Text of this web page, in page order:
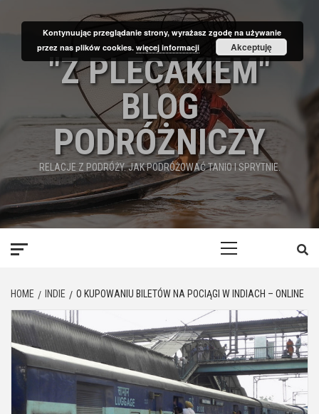
"Z PLECAKIEM"
BLOG
PODRÓŻNICZY
RELACJE Z PODRÓŻY. JAK PODRÓŻOWAĆ TANIO I SPRYTNIE.
HOME INDIE O KUPOWANIU BILETÓW NA POCIĄGI W INDIACH – ONLINE
Kontynuując przeglądanie strony, wyrażasz zgodę na używanie
przez nas plików cookies.więcej informacji Akceptuję